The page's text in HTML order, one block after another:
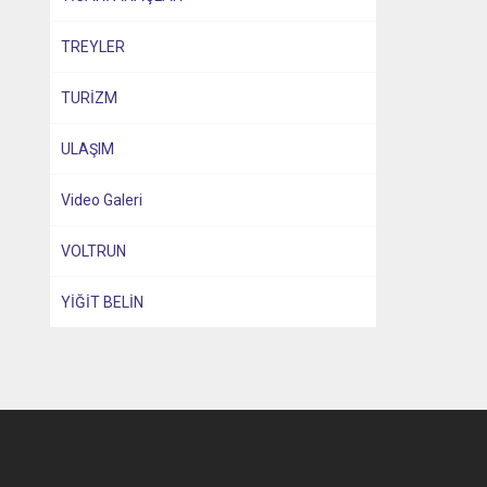
TREYLER
TURİZM
ULAŞIM
Video Galeri
VOLTRUN
YİĞİT BELİN